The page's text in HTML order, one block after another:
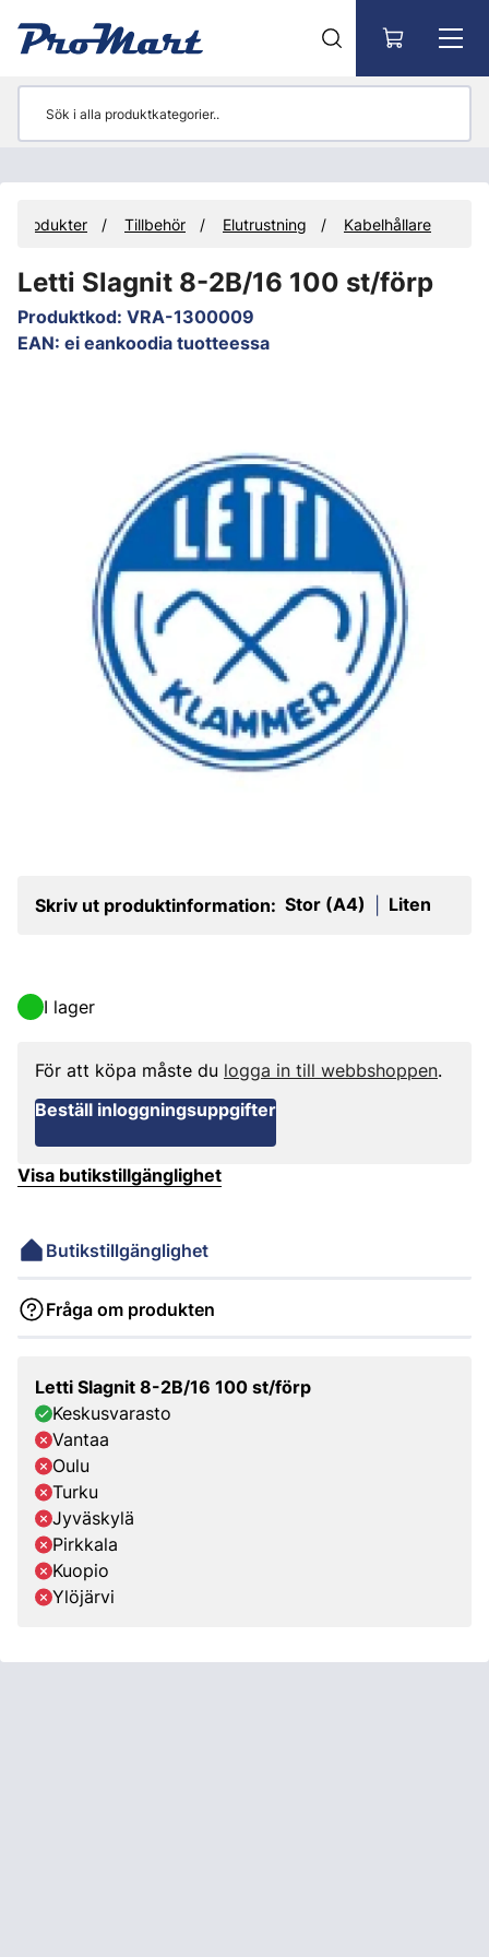
Produkter Tillbehör Elutrustning Kabelhållare
Letti Slagnit 8-2B/16 100 st/förp
Produktkod: VRA-1300009
EAN: ei eankoodia tuotteessa
Skriv ut produktinformation: Stor (A4) Liten
I lager
För att köpa måste du logga in till webbshoppen.
Beställ inloggningsuppgifter
Visa butikstillgänglighet
Butikstillgänglighet
Fråga om produkten
Letti Slagnit 8-2B/16 100 st/förp
Keskusvarasto
Vantaa
Oulu
Turku
Jyväskylä
Pirkkala
Kuopio
Ylöjärvi